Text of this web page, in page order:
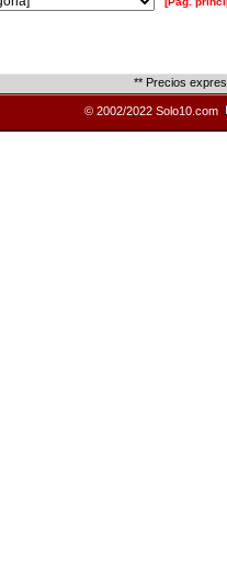
** Precios
© 2002/2022 Solo10.com